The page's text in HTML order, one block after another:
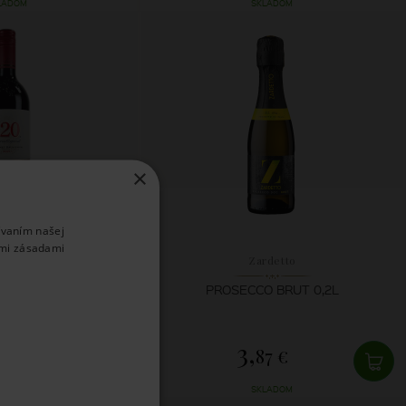
SKLADOM
RESERVA
PROSECCO BRUT 0,2L
3,87 €
SKLADOM
×
našej
zásadami